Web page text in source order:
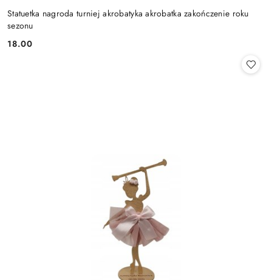
Statuetka nagroda turniej akrobatyka akrobatka zakończenie roku
sezonu
Cena:
18.00